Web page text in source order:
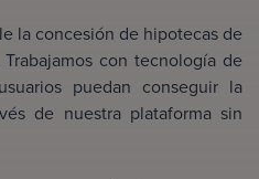
la concesión de hipotecas de
con tecnología de
puedan conseguir la
de nuestra plataforma sin